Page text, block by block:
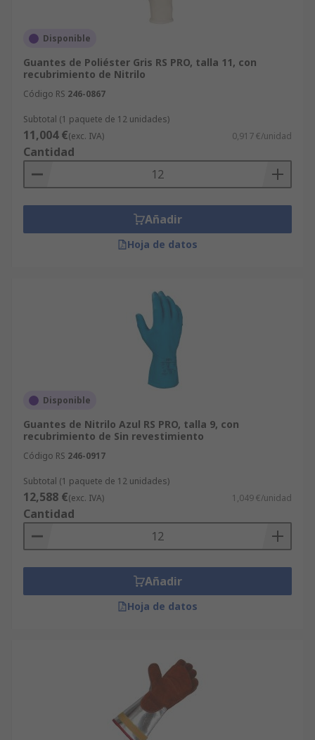
Disponible
Guantes de Poliéster Gris RS PRO, talla 11, con
recubrimiento de Nitrilo
Código RS 246-0867
Subtotal (1 paquete de 12 unidades)
11,004 €(exc. IVA) 0,917 €/unidad
Cantidad
Añadir
Hoja de datos
Disponible
Guantes de Nitrilo Azul RS PRO, talla 9, con
recubrimiento de Sin revestimiento
Código RS 246-0917
Subtotal (1 paquete de 12 unidades)
12,588 €(exc. IVA) 1,049 €/unidad
Cantidad
Añadir
Hoja de datos